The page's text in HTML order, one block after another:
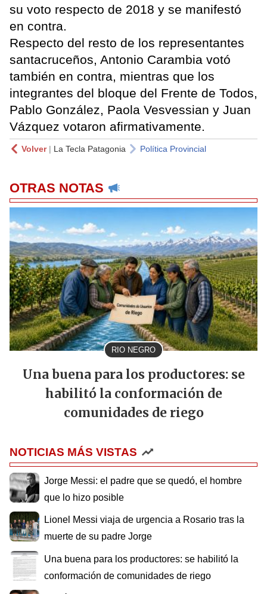
su voto respecto de 2018 y se manifestó
en contra.
Respecto del resto de los representantes
santacruceños, Antonio Carambia votó
también en contra, mientras que los
integrantes del bloque del Frente de Todos,
Pablo González, Paola Vesvessian y Juan
Vázquez votaron afirmativamente.
Volver| La Tecla Patagonia Política Provincial
OTRAS NOTAS
RIO NEGRO
Una buena para los productores: se
habilitó la conformación de
comunidades de riego
NOTICIAS MÁS VISTAS
Jorge Messi: el padre que se quedó, el hombre
que lo hizo posible
Lionel Messi viaja de urgencia a Rosario tras la
muerte de su padre Jorge
Una buena para los productores: se habilitó la
conformación de comunidades de riego